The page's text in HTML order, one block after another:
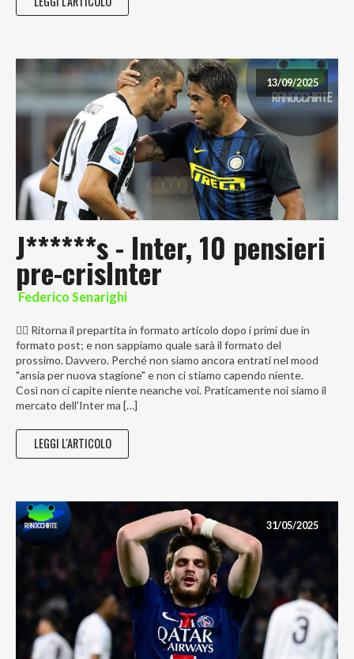
13/09/2025
J******s - Inter, 10 pensieri
pre-crisInter
Federico Senarighi
😶‍🌫️ Ritorna il prepartita in formato articolo dopo i primi due in
formato post; e non sappiamo quale sarà il formato del
prossimo. Davvero. Perché non siamo ancora entrati nel mood
"ansia per nuova stagione" e non ci stiamo capendo niente.
Così non ci capite niente neanche voi. Praticamente noi siamo il
mercato dell'Inter ma […]
LEGGI L'ARTICOLO
31/05/2025